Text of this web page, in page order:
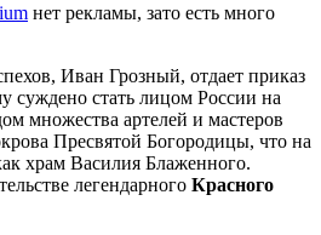
нет рекламы, зато есть много
Иван Грозный, отдает приказ
суждено стать лицом России на
множества артелей и мастеров
Пресвятой Богородицы, что на
храм Василия Блаженного.
легендарного Красного